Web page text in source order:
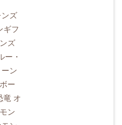
ズ
ギフ
ズ
ー・
ン
ー
竜 オ
ン